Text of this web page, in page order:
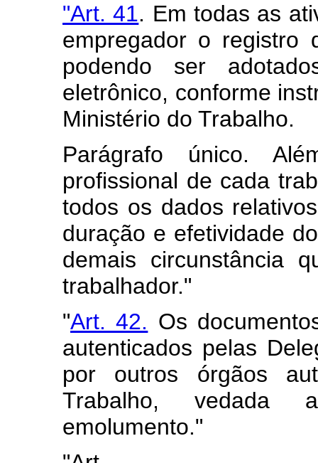
"Art. 41. Em todas as
empregador o registro
podendo ser
eletrônico, conforme
Ministério do Trabalho.
Parágrafo único.
profissional de cada
todos os dados
duração e efetividade
demais circunstância
trabalhador."
"Art. 42. Os
autenticados pelas
por outros órgãos
Trabalho, vedada
emolumento."